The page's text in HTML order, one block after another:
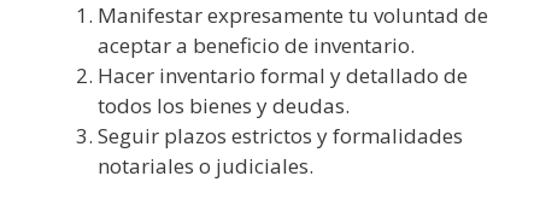
Manifestar expresamente tu voluntad de
aceptar a beneficio de inventario.
Hacer inventario formal y detallado de
todos los bienes y deudas.
Seguir plazos estrictos y formalidades
notariales o judiciales.